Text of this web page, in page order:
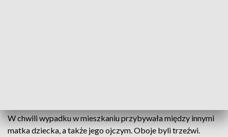
W chwili wypadku w mieszkaniu przybywała między innymi
matka dziecka, a także jego ojczym. Oboje byli trzeźwi.